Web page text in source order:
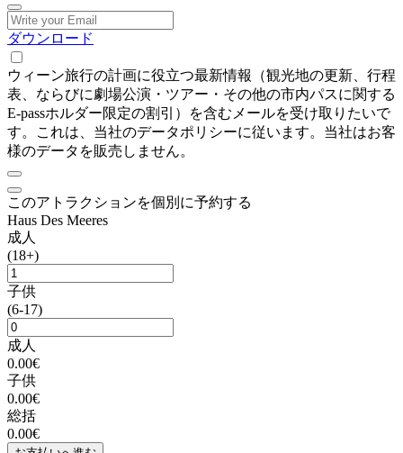
ダウンロード
ウィーン旅行の計画に役立つ最新情報（観光地の更新、行程
表、ならびに劇場公演・ツアー・その他の市内パスに関する
E-passホルダー限定の割引）を含むメールを受け取りたいで
す。これは、当社のデータポリシーに従います。当社はお客
様のデータを販売しません。
このアトラクションを個別に予約する
Haus Des Meeres
成人
(18+)
子供
(6-17)
成人
0.00€
子供
0.00€
総括
0.00€